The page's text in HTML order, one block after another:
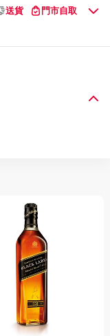
送貨 門市自取